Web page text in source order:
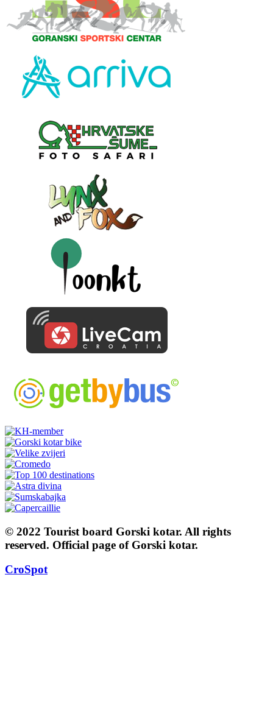
© 2022 Tourist board Gorski kotar. All rights
reserved. Official page of Gorski kotar.
CroSpot